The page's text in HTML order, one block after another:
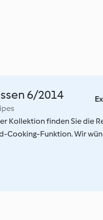
6/2014
Kollektion finden Sie die
Cooking-Funktion. Wir